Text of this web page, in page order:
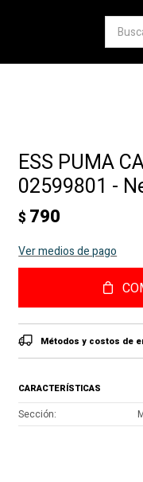
ESS PUMA
02599801 -
$ 790
Ver medios de pago
Métodos y costos de
CARACTERÍSTICAS
Sección